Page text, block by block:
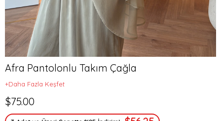
Afra Pantolonlu Takım Çağla
+Daha Fazla Keşfet
$75.00